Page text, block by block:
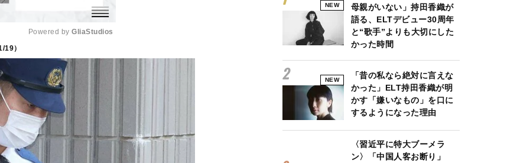
M
Powered by GliaStudios
/19）
NEW
母親がいない」持田香織が
語る、ELTデビュー30周年
と“歌手”よりも大切にした
かった時間
NEW
「昔の私なら絶対に言えな
かった」ELT持田香織が明
かす「嫌いなもの」を口に
するようになった理由
〈習近平に特大ブーメラ
ン〉「中国人客お断り」